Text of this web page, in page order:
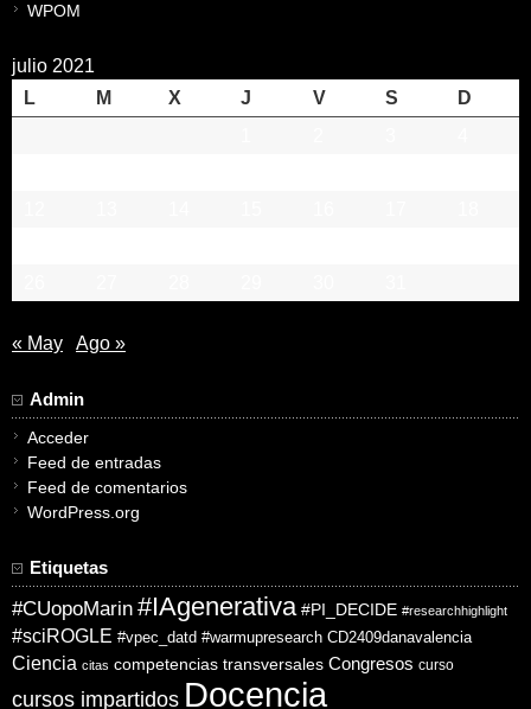
WPOM
julio 2021
L
M X J V S
D
« May Ago »
Admin
Acceder
Feed de entradas
Feed de comentarios
WordPress.org
Etiquetas
#CUopoMarin #IAgenerativa #PI_DECIDE #researchhighlight
#sciROGLE #vpec_datd #warmupresearch CD2409danavalencia
Ciencia citas competencias transversales Congresos curso
cursos impartidos Docencia